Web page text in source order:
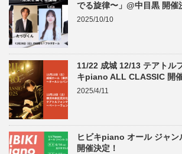
でる旋律〜」@中目黒 開催
2025/10/10
11/22 成城 12/13 テアトル
キpiano ALL CLASSIC 開
2025/4/11
ヒビキpiano オール ジャ
開催決定！